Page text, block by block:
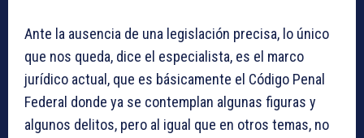
Ante la ausencia de una legislación precisa, lo único
que nos queda, dice el especialista, es el marco
jurídico actual, que es básicamente el Código Penal
Federal donde ya se contemplan algunas figuras y
algunos delitos, pero al igual que en otros temas, no